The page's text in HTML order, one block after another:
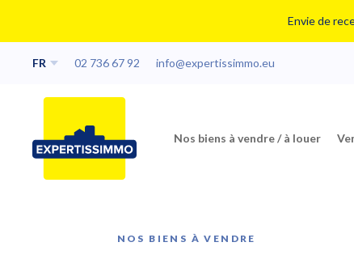
Envie de
FR 02 736 67 92 info@expertissimmo.eu
Nos biens à vendre / à louer
NOS BIENS À VENDRE